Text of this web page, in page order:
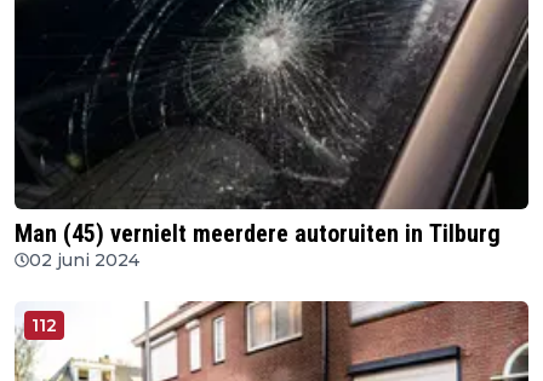
Man (45) vernielt meerdere autoruiten in Tilburg
02 juni 2024
112